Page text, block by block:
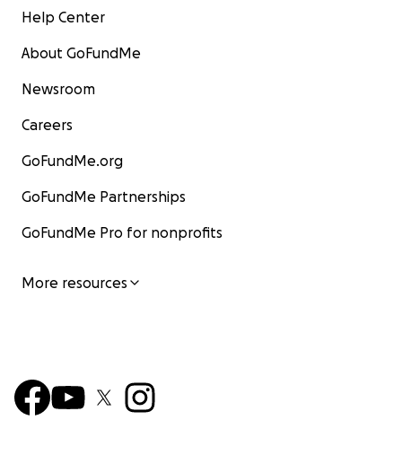
Help Center
About GoFundMe
Newsroom
Careers
GoFundMe.org
GoFundMe Partnerships
GoFundMe Pro for nonprofits
More resources